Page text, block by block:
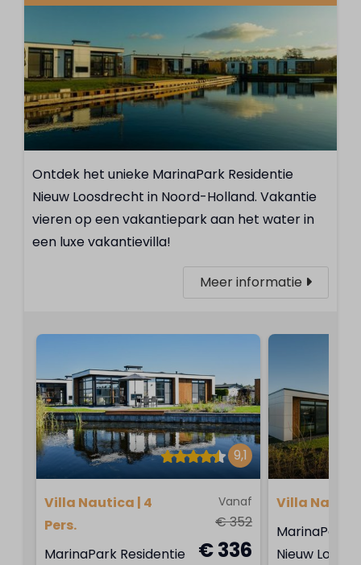
Ontdek het unieke MarinaPark Residentie
Nieuw Loosdrecht in Noord-Holland. Vakantie
vieren op een vakantiepark aan het water in
een luxe vakantievilla!
Meer informatie
9,1
Vanaf
€ 352
€ 336
Villa Nautica | 4
Pers.
MarinaPark Residentie
Villa
MarinaPark
Nieuw